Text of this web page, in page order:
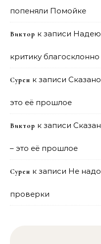
попеняли Помойке
Виктор к записи
критику благосклонно
Сурен к записи
это её прошлое
Виктор к записи
– это её прошлое
Сурен к записи Не надо
проверки